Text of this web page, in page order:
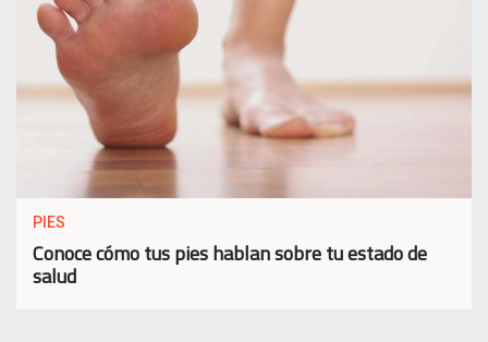
PIES
Conoce cómo tus pies hablan sobre tu estado de
salud